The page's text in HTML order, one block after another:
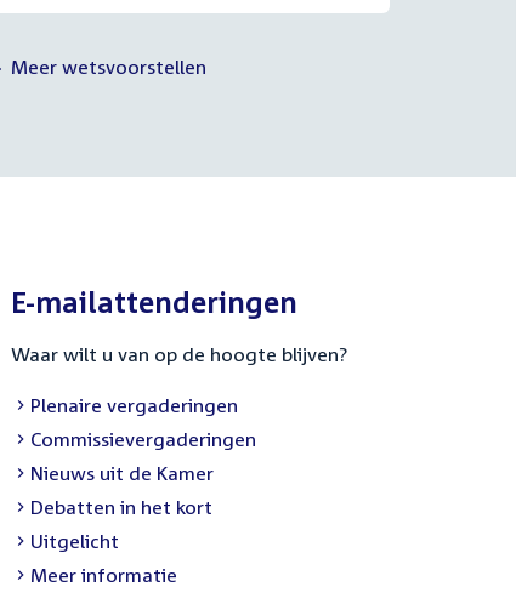
Meer wetsvoorstellen
E-mailattenderingen
Waar wilt u van op de hoogte blijven?
External
link:
Plenaire vergaderingen
External
link:
Commissievergaderingen
External
link:
Nieuws uit de Kamer
External
link:
Debatten in het kort
External
link:
Uitgelicht
Meer informatie